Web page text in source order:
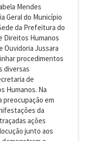
Mendes
Geral do Município
da Prefeitura do
Direitos Humanos
Ouvidoria Jussara
procedimentos
diversas
de
Humanos. Na
preocupação em
da
ações
junto aos